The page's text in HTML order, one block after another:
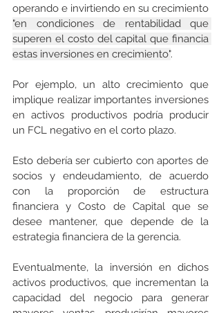
"en condiciones de rentabilidad que
superen el costo del capital que financia
estas inversiones en crecimiento".
Por ejemplo, un alto crecimiento que
implique realizar importantes inversiones
en activos productivos podría producir
un FCL negativo en el corto plazo.
Esto debería ser cubierto con aportes de
socios y endeudamiento, de acuerdo
con la proporción de estructura
financiera y Costo de Capital que se
desee mantener, que depende de la
estrategia financiera de la gerencia.
Eventualmente, la inversión en dichos
activos productivos, que incrementan la
capacidad del negocio para generar